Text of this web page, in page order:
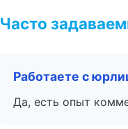
Часто
Работаете с
Да, есть опыт